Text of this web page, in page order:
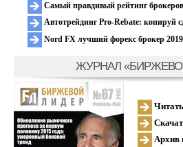
Самый правдивый рейтинг
Автотрейдинг Pro-Rebate: копируй
Nord FX лучший форекс брокер 2019
ЖУРНАЛ
Архив